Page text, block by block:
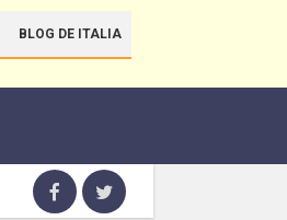
BLOG DE ITALIA